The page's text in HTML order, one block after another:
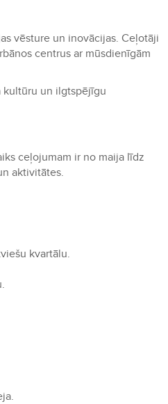
vēsture un inovācijas. Ceļotāji
centrus ar mūsdienīgām
kultūru un ilgtspējīgu
ceļojumam ir no maija līdz
aktivitātes.
kvartālu.